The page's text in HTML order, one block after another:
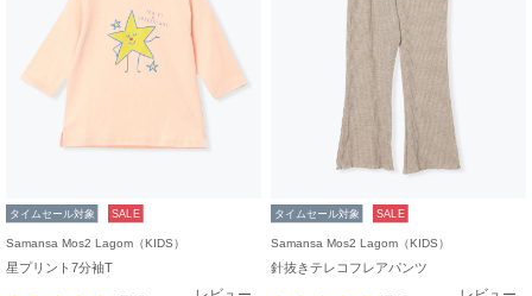
タイムセール対象 SALE
Samansa Mos2 Lagom（KIDS）
星プリント7分袖T
タイムセール対象 SALE
Samansa Mos2 Lagom（KIDS）
針抜きテレコフレアパンツ